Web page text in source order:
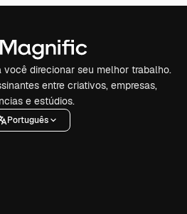
direcionar seu melhor trabalho.
entre criativos, empresas,
e estúdios.
Português